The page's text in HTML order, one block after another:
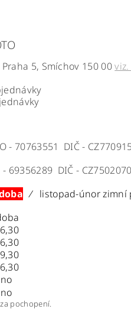
5, Smíchov 150 00
- 70763551 DIČ -
- 69356289 DIČ -
/ listopad-únor zimní
pochopení.